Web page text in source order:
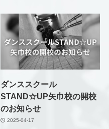
ダンススクール
STAND☆UP矢巾校の開校
のお知らせ
2025-04-17